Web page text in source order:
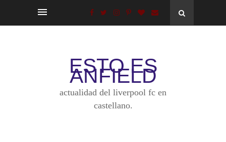
ESTO ES
ANFIELD
actualidad del liverpool fc en
castellano.